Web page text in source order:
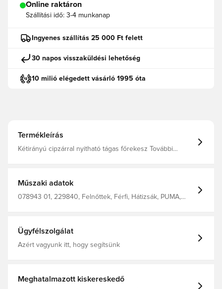
Online raktáron
Szállítási idő: 3-4 munkanap
Ingyenes szállítás 25 000 Ft felett
30 napos visszaküldési lehetőség
10 milió elégedett vásárló 1995 óta
Termékleírás
Kétirányú cipzárral nyitható tágas főrekesz További
Műszaki adatok
078943 01, 229840, Felnőttek, Férfi, Hátizsák, PUMA,
Ügyfélszolgálat
Azért vagyunk itt, hogy segítsünk
Meghatalmazott kiskereskedő